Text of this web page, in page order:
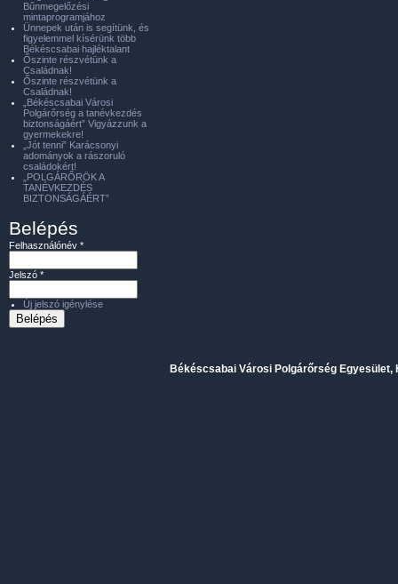
Bűnmegelőzési
mintaprogramjához
Ünnepek után is segítünk, és
figyelemmel kísérünk több
Békéscsabai hajléktalant
Őszinte részvétünk a
Családnak!
Őszinte részvétünk a
Családnak!
„Békéscsabai Városi
Polgárőrség a tanévkezdés
biztonságáért” Vigyázzunk a
gyermekekre!
„Jót tenni” Karácsonyi
adományok a rászoruló
családokért!
„POLGÁRŐRÖK A
TANÉVKEZDÉS
BIZTONSÁGÁÉRT”
Belépés
Felhasználónév *
Jelszó *
Új jelszó igénylése
Békéscsabai Városi Polgárőrség Egyesület,